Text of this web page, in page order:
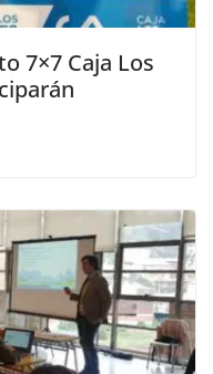
7×7 Caja Los